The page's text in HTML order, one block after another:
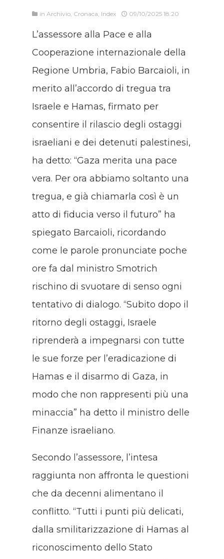
in Archivio Cronaca Index 09/10/2025 18:20
L’assessore alla Pace e alla
Cooperazione internazionale della
Regione Umbria, Fabio Barcaioli, in
merito all’accordo di tregua tra
Israele e Hamas, firmato per
consentire il rilascio degli ostaggi
israeliani e dei detenuti palestinesi,
ha detto: “Gaza merita una pace
vera. Per ora abbiamo soltanto una
tregua, e già chiamarla così è un
atto di fiducia verso il futuro” ha
spiegato Barcaioli, ricordando
come le parole pronunciate poche
ore fa dal ministro Smotrich
rischino di svuotare di senso ogni
tentativo di dialogo. “Subito dopo il
ritorno degli ostaggi, Israele
riprenderà a impegnarsi con tutte
le sue forze per l’eradicazione di
Hamas e il disarmo di Gaza, in
modo che non rappresenti più una
minaccia” ha detto il ministro delle
Finanze israeliano.
Secondo l’assessore, l’intesa
raggiunta non affronta le questioni
che da decenni alimentano il
conflitto. “Tutti i punti più delicati,
dalla smilitarizzazione di Hamas al
riconoscimento dello Stato